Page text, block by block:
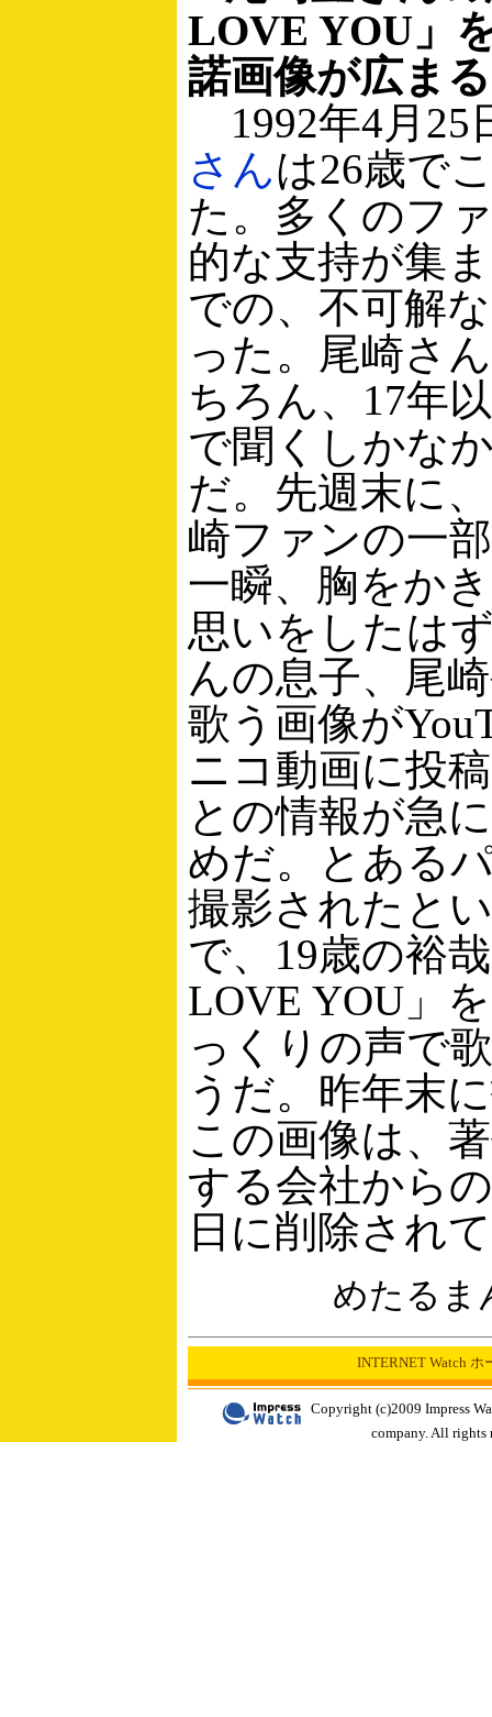
LOVE YOU」
諾画像が広まる
1992年4月25
さんは26歳で
た。多くのフ
的な支持が集
での、不可解
った。尾崎さ
ちろん、17年
で聞くしかな
だ。先週末に
崎ファンの一
一瞬、胸をか
思いをしたは
んの息子、尾
歌う画像が
ニコ動画に投
との情報が急
めだ。とある
撮影されたと
で、19歳の裕
LOVE YOU」
っくりの声で
うだ。昨年末
この画像は、
する会社から
日に削除され
めたるま
INTERNET Watch ホ
Copyright (c)2009 Impress
company. All rights